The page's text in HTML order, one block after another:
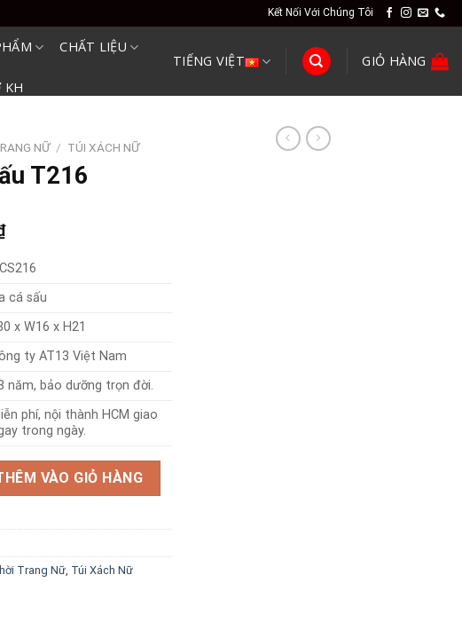
Kết Nối Với Chúng Tôi
CHẤT LIỆU
KH
TIẾNG VIỆT GIỎ HÀNG
NỮ / TÚI XÁCH NỮ
T216
cá sấu
x W16 x H21
ty AT13 Việt Nam
năm, bảo dưỡng trọn đời.
phí, nội thành HCM giao
trong ngày.
lượngVÀO GIỎ HÀNG
Trang Nữ Túi Xách Nữ